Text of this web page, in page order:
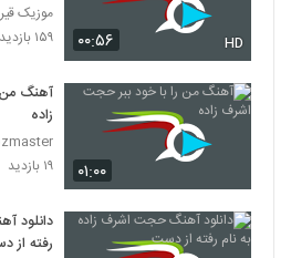
۰۰:۵۶ HD
موزیک
۱۵۹ بازدید
۰۱:۰۰
آهنگ من
زاده
۱۹ بازدید
دانلود
رفته از